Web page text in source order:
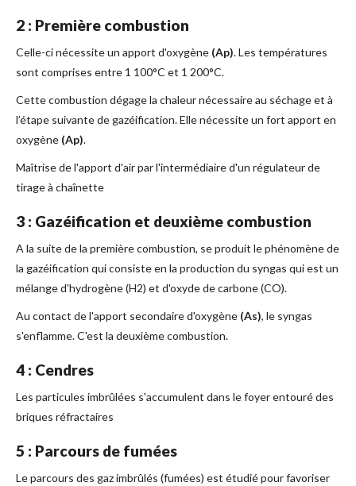
2 : Première combustion
Celle-ci nécessite un apport d'oxygène (Ap). Les températures
sont comprises entre 1 100°C et 1 200°C.
Cette combustion dégage la chaleur nécessaire au séchage et à
l’étape suivante de gazéification. Elle nécessite un fort apport en
oxygène (Ap).
Maîtrise de l'apport d'air par l'intermédiaire d'un régulateur de
tirage à chaînette
3 : Gazéification et deuxième combustion
A la suite de la première combustion, se produit le phénomène de
la gazéification qui consiste en la production du syngas qui est un
mélange d'hydrogène (H2) et d'oxyde de carbone (CO).
Au contact de l'apport secondaire d'oxygène (As), le syngas
s'enflamme. C'est la deuxième combustion.
4 : Cendres
Les particules imbrûlées s'accumulent dans le foyer entouré des
briques réfractaires
5 : Parcours de fumées
Le parcours des gaz imbrûlés (fumées) est étudié pour favoriser